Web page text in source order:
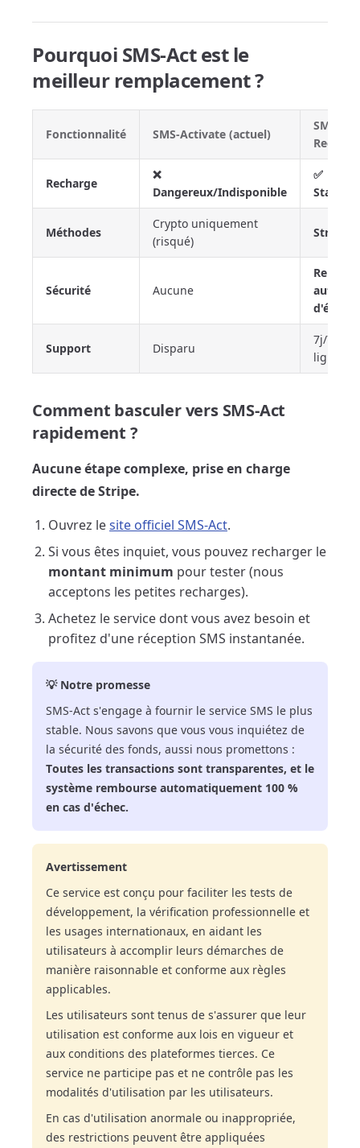
Pourquoi SMS-Act est le
meilleur remplacement ?
Fonctionnalité SMS-Activate (actuel)
SMS-
Recharge
❌
Dangereux/Indisponible
✅
Stable/
Méthodes
Crypto uniquement
(risqué)
Stripe
Sécurité Aucune
auto en
d'échec
Support Disparu
7j/7
ligne
Comment basculer vers SMS-Act
rapidement ?
Aucune étape complexe, prise en charge
directe de Stripe.
Ouvrez lesite officiel SMS-Act.
Si vous êtes inquiet, vous pouvez recharger le
montant minimum pour tester (nous
acceptons les petites recharges).
Achetez le service dont vous avez besoin et
profitez d'une réception SMS instantanée.
💡 Notre promesse
SMS-Act s'engage à fournir le service SMS le plus
stable. Nous savons que vous vous inquiétez de
la sécurité des fonds, aussi nous promettons :
Toutes les transactions sont transparentes, et le
système rembourse automatiquement 100 %
en cas d'échec.
Avertissement
Ce service est conçu pour faciliter les tests de
développement, la vérification professionnelle et
les usages internationaux, en aidant les
utilisateurs à accomplir leurs démarches de
manière raisonnable et conforme aux règles
applicables.
Les utilisateurs sont tenus de s'assurer que leur
utilisation est conforme aux lois en vigueur et
aux conditions des plateformes tierces. Ce
service ne participe pas et ne contrôle pas les
modalités d'utilisation par les utilisateurs.
En cas d'utilisation anormale ou inappropriée,
des restrictions peuvent être appliquées